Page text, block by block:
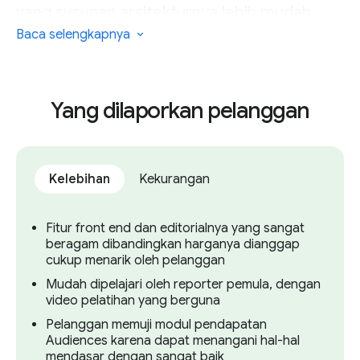
diubah untuk bisa menukar-nukar
base, mungkin tidak cocok menggunakan
platform ini. BLOX Digital mencontohkan
publikasi yang lebih besar seperti St. Louis
Observer dan Toronto Star, tetapi kedua
organisasi ini tampaknya merupakan contoh
pengguna platform ini.
Baca selengkapnya
Yang dilaporkan pelanggan
Kelebihan Kekurangan
Fitur front end dan editorialnya yang sangat
beragam dibandingkan harganya dianggap
cukup menarik oleh pelanggan
Mudah dipelajari oleh reporter pemula, dengan
video pelatihan yang berguna
Pelanggan memuji modul pendapatan
Audiences karena dapat menangani hal-hal
mendasar dengan sangat baik